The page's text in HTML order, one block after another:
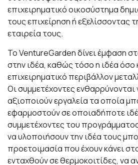
επιχειρηματικό οικοσύστημα
τους επιχείρηση ή εξελίσσοντας
εταιρεία τους.
Το VentureGarden δίνει έμφαση
στην ιδέα, καθώς τόσο η ιδέα όσο
επιχειρηματικό περιβάλλον
Οι συμμετέχοντες ενθαρρύνονται
αξιοποιούν εργαλεία τα οποία
εφαρμοστούν σε οποιαδήποτε
συμμετέχοντες του
να υλοποιήσουν την ιδέα τους
προετοιμασία που έχουν κάνει
ενταχθούν σε θερμοκοιτίδες, να